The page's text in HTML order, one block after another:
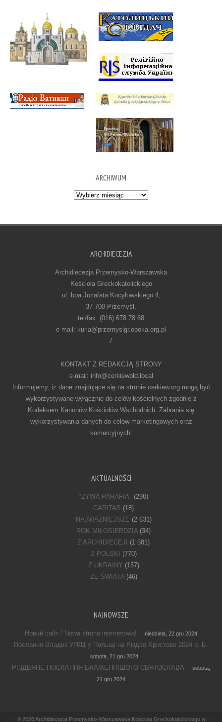
ARCHIWUM
Archiwum
ARCHIDIECEZJA
Archidiecezja Przemysko-Warszawska
Kościoła Greckokatolickiego
ul. bpa Jozafata Kocyłowskiego 4,
37-700 Przemyśl,
tel/fax: (016) 678 78 68
e-mail: kuria@przemyslgr.opoka.org.pl
/
KONTAKT Z REDAKCJĄ STRONY
e-mail: info@cerkiewold.local
Informujemy, iż dane znajdujące się na stronie cerkiew.org mogą być
wykorzystywane wyłącznie do celów kościelnych zgodnie z
Kodeksem Kanonów Kościołów Wschodnich. Zabrania się
wykorzystywania danych do celów marketingowych oraz
komercyjnych.
AKTUALNOŚCI
"ŻYWA PARAFIA" (290)
CARITAS (18)
NAJWAŻNIEJSZE (2 631)
ROK MIŁOSIERDZIA(34)
Z ARCHIDIECEJI
(1 581)
Z POLSKI
(770)
Z UKRAINY (157)
ZE ŚWIATA(46)
NAJNOWSZE
Новий сайт / Nowa strona internetowa! niedziela, 22 gru 2024
Послання Владик УГКЦ у Польщі на Різдво Христове 2024 р. Б.
sobota, 21 gru 2024
РІЗДВЯНЕ ПОСЛАННЯ БЛАЖЕННІШОГО СВЯТОСЛАВА
sobota,
21 gru 2024
© 2026Archidiecezja Przemysko-Warszawska Kościoła Greckokatolickiego w